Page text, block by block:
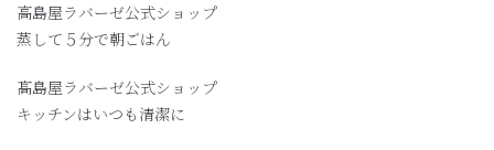
高島屋ラバーゼ公式ショップ
蒸して５分で朝ごはん
髙島屋ラバーゼ公式ショップ
キッチンはいつも清潔に